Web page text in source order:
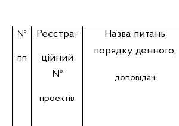
№
пп
Реєстра-
ційний
№
проектів
Назва питань
порядку денного,
доповідач